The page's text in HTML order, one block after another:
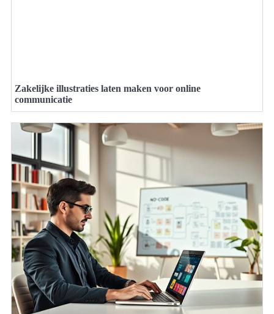
Zakelijke illustraties laten maken voor online
communicatie